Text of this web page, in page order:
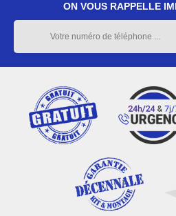
ON VOUS RAPPELLE